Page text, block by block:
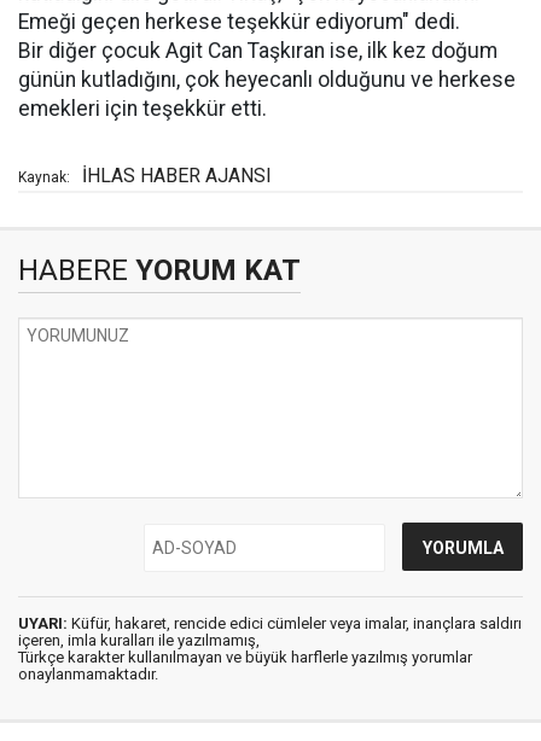
Emeği geçen herkese teşekkür ediyorum" dedi.
Bir diğer çocuk Agit Can Taşkıran ise, ilk kez doğum
günün kutladığını, çok heyecanlı olduğunu ve herkese
emekleri için teşekkür etti.
Kaynak: İHLAS HABER AJANSI
HABERE YORUM KAT
UYARI: Küfür, hakaret, rencide edici cümleler veya imalar, inançlara saldırı
içeren, imla kuralları ile yazılmamış,
Türkçe karakter kullanılmayan ve büyük harflerle yazılmış yorumlar
onaylanmamaktadır.